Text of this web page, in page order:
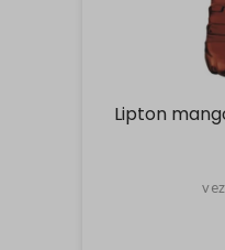
Lipton